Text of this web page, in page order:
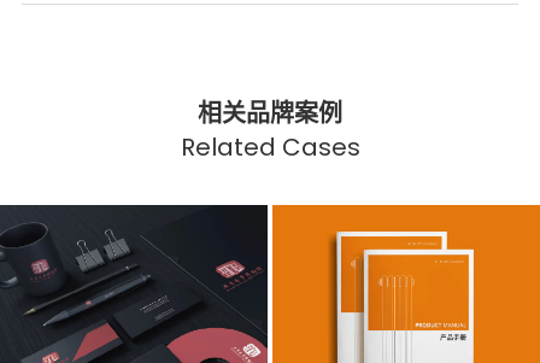
相关品牌案例
Related Cases